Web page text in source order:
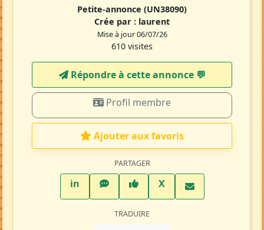
Petite-annonce (UN38090)
Crée par : laurent
Mise à jour 06/07/26
610 visites
Répondre à cette annonce 💬​
Profil membre
Ajouter aux favoris
PARTAGER
inLinkedInWhatsAppFacebook
XTwitter X
TRADUIRE